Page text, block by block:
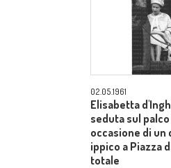
02.05.1961
Elisabetta
seduta sul
occasione di un
ippico a Piazza
totale